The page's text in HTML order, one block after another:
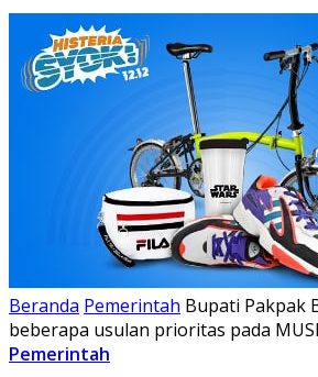
Beranda Pemerintah Bupati Pakpak
beberapa usulan prioritas pada
Pemerintah